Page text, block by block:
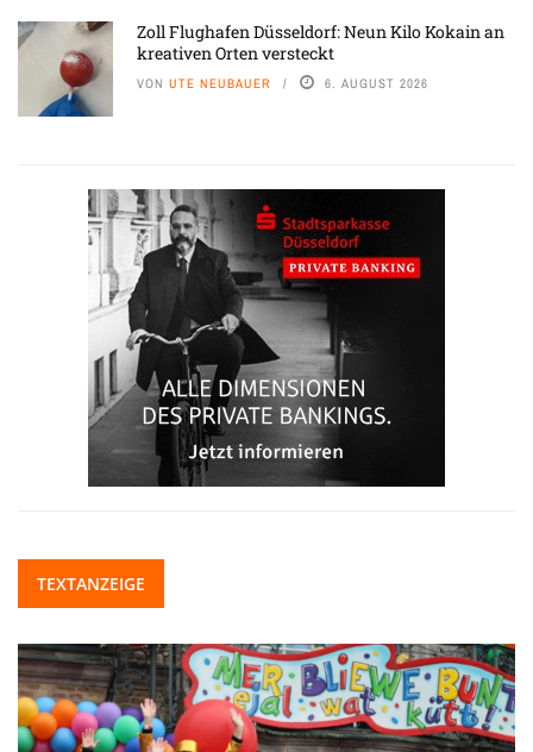
Zoll Flughafen Düsseldorf: Neun Kilo Kokain an
kreativen Orten versteckt
VON UTE NEUBAUER 6. AUGUST 2026
TEXTANZEIGE